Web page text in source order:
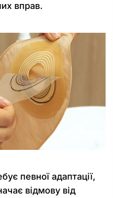
вправ.
певної адаптації,
відмову від